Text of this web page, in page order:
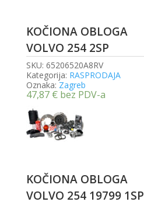
KOČIONA OBLOGA
VOLVO 254 2SP
SKU: 65206520A8RV
Kategorija: RASPRODAJA
Oznaka: Zagreb
47,87 € bez PDV-a
KOČIONA OBLOGA
VOLVO 254 19799 1SP